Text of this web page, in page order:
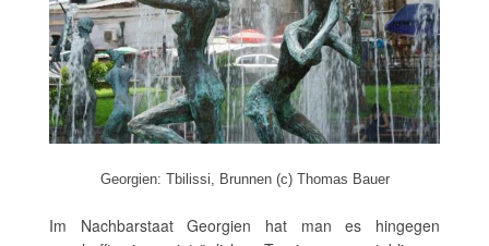
Georgien: Tbilissi, Brunnen (c) Thomas Bauer
Im Nachbarstaat Georgien hat man es hingegen